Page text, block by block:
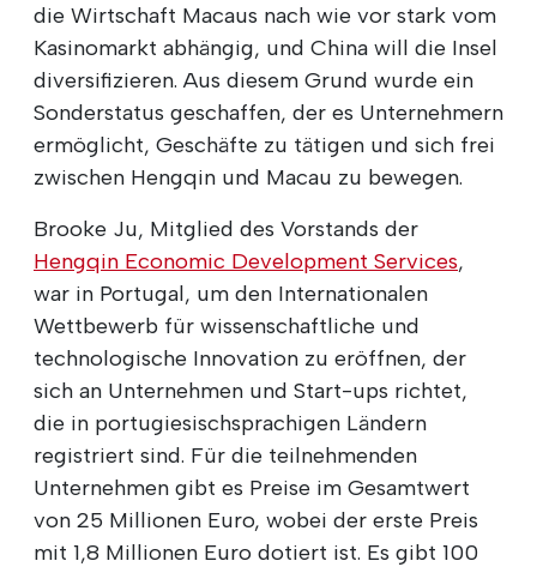
die Wirtschaft Macaus nach wie vor stark vom
Kasinomarkt abhängig, und China will die Insel
diversifizieren. Aus diesem Grund wurde ein
Sonderstatus geschaffen, der es Unternehmern
ermöglicht, Geschäfte zu tätigen und sich frei
zwischen Hengqin und Macau zu bewegen.
Brooke Ju, Mitglied des Vorstands der
Hengqin Economic Development Services,
war in Portugal, um den Internationalen
Wettbewerb für wissenschaftliche und
technologische Innovation zu eröffnen, der
sich an Unternehmen und Start-ups richtet,
die in portugiesischsprachigen Ländern
registriert sind. Für die teilnehmenden
Unternehmen gibt es Preise im Gesamtwert
von 25 Millionen Euro, wobei der erste Preis
mit 1,8 Millionen Euro dotiert ist. Es gibt 100